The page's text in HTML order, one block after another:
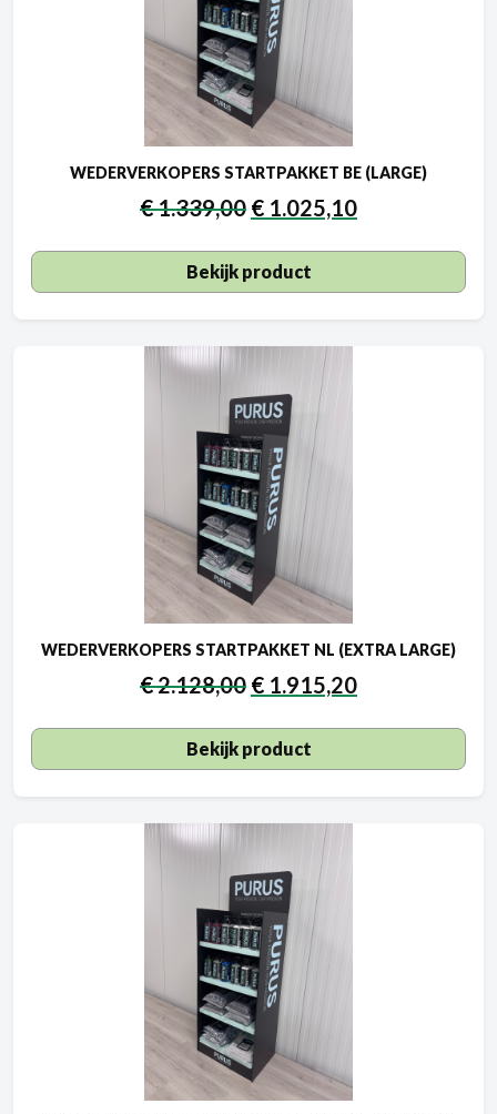
WEDERVERKOPERS STARTPAKKET BE (LARGE)
€1.339,00 € 1.025,10
Bekijk product
WEDERVERKOPERS STARTPAKKET NL (EXTRA LARGE)
€2.128,00 € 1.915,20
Bekijk product